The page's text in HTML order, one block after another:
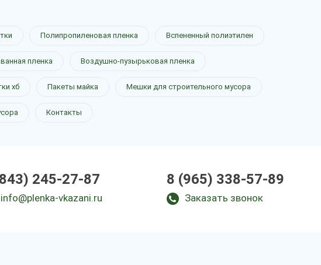
Полипропиленовая пленка Вспененный полиэтилен
пленка Воздушно-пузырьковая пленка
хб Пакеты майка Мешки для строительного мусора
Контакты
245-27-87
info@plenka-vkazani.ru
8 (965) 338-57-89
Заказать звонок